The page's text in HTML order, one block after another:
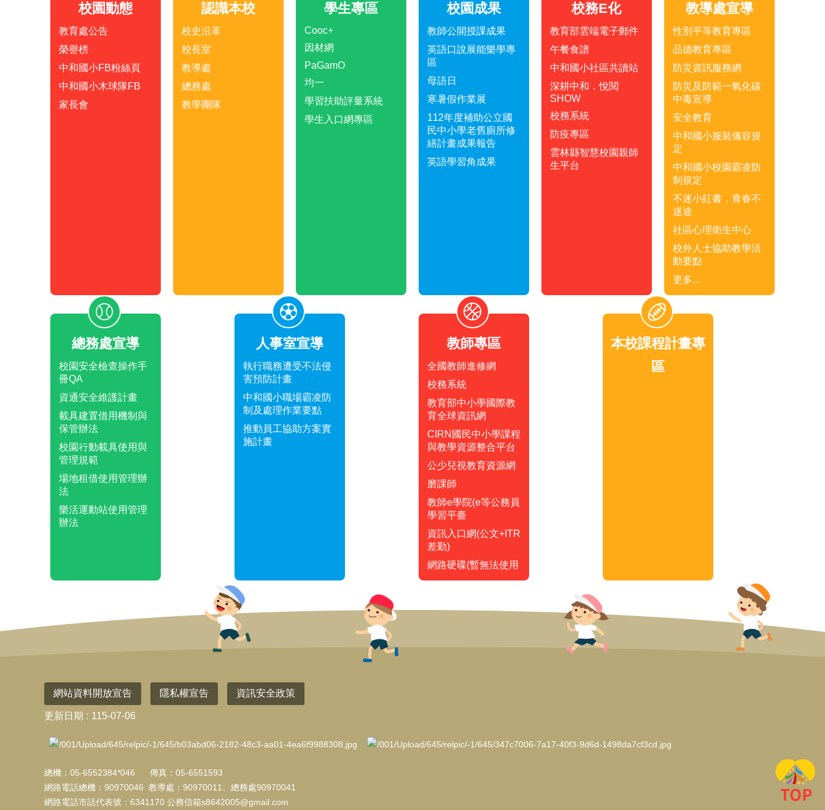
校園動態
教育處公告
榮譽榜
中和國小FB粉絲頁
中和國小木球隊FB
家長會
認識本校
校史沿革
校長室
教導處
總務處
教學團隊
學生專區
Cooc+
因材網
PaGamO
均一
學習扶助評量系統
學生入口網專區
校園成果
教師公開授課成果
英語口說展能樂學專
區
母語日
寒暑假作業展
112年度補助公立國
民中小學老舊廁所修
繕計畫成果報告
英語學習角成果
校務E化
教育部雲端電子郵件
午餐食譜
中和國小社區共讀站
深耕中和．悅閱
SHOW
校務系統
防疫專區
雲林縣智慧校園親師
生平台
教導處宣導
性別平等教育專區
品德教育專區
防災資訊服務網
防災及防範一氧化碳
中毒宣導
安全教育
中和國小服裝儀容規
定
中和國小校園霸凌防
制規定
不迷小紅書，青春不
迷途
社區心理衛生中心
校外人士協助教學活
動要點
更多...
總務處宣導
校園安全檢查操作手
冊QA
資通安全維護計畫
載具建置借用機制與
保管辦法
校園行動載具使用與
管理規範
場地租借使用管理辦
法
樂活運動站使用管理
辦法
人事室宣導
執行職務遭受不法侵
害預防計畫
中和國小職場霸凌防
制及處理作業要點
推動員工協助方案實
施計畫
教師專區
全國教師進修網
校務系統
教育部中小學國際教
育全球資訊網
CIRN國民中小學課程
與教學資源整合平台
公少兒視教育資源網
磨課師
教師e學院(e等公務員
學習平臺
資訊入口網(公文+ITR
差勤)
網路硬碟(暫無法使用
本校課程計畫專
區
網站資料開放宣告 隱私權宣告 資訊安全政策
更新日期 115-07-06
總機：05-6552384*046 傳真：05-6551593
網路電話總機：90970046 教導處：90970011、總務處90970041
網路電話市話代表號：6341170 公務信箱s8642005@gmail.com